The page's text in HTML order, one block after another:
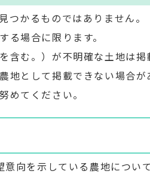
かるものではありません。
場合に限ります。
む。）が不明確な土地は掲
として掲載できない場合が
めてください。
向を示している農地につい